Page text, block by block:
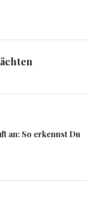
an: So erkennst Du